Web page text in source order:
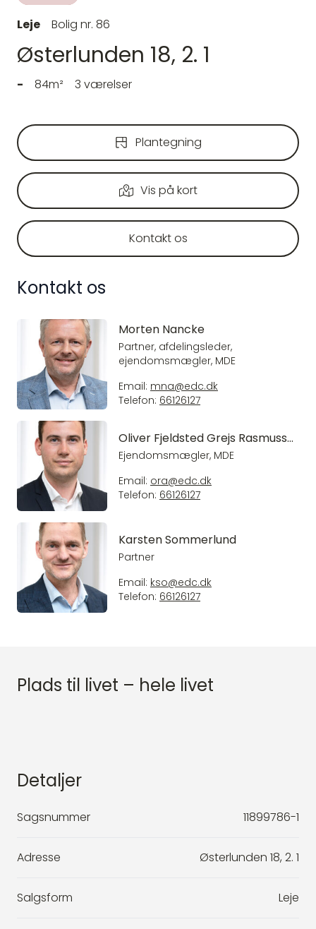
Leje Bolig nr. 86
Østerlunden 18, 2. 1
- 84m² 3 værelser
Plantegning
Vis på kort
Kontakt os
Kontakt os
Morten Nancke
Partner, afdelingsleder,
ejendomsmægler, MDE
Email: mna@edc.dk
Telefon: 66126127
Oliver Fjeldsted Grejs Rasmussen
Ejendomsmægler, MDE
Email: ora@edc.dk
Telefon: 66126127
Karsten Sommerlund
Partner
Email: kso@edc.dk
Telefon: 66126127
Plads til livet – hele livet
Detaljer
Sagsnummer 11899786-1
Adresse Østerlunden 18, 2. 1
Salgsform Leje